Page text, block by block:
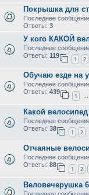
Покрышка для
Последнее
Ответы: 3
У кого КАКОЙ
Последнее
Ответы: 119
1 2
Обучаю езде на
Последнее
Ответы: 439
1 …
Какой
Последнее
Ответы: 38
1 2
Отчаяные
Последнее
Ответы: 88
1 2
Веловечерушка